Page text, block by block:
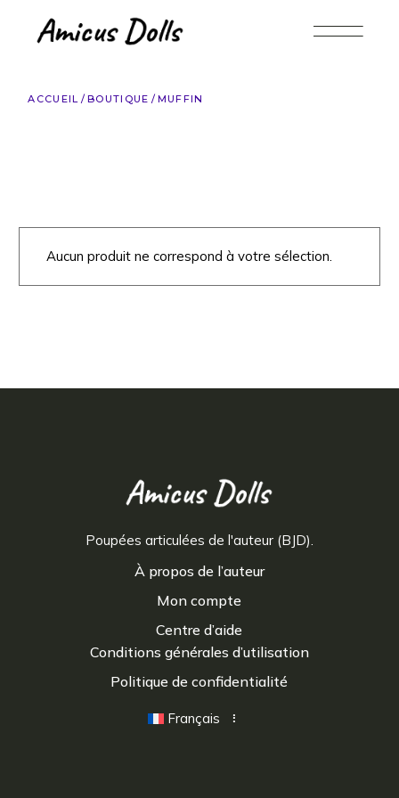
contenu
ACCUEIL BOUTIQUE MUFFIN
Aucun produit ne correspond à votre sélection.
À propos de l’auteur
Mon compte
Centre d’aide
Poupées articulées de l'auteur (BJD).
Conditions générales d’utilisation
Politique de confidentialité
Français